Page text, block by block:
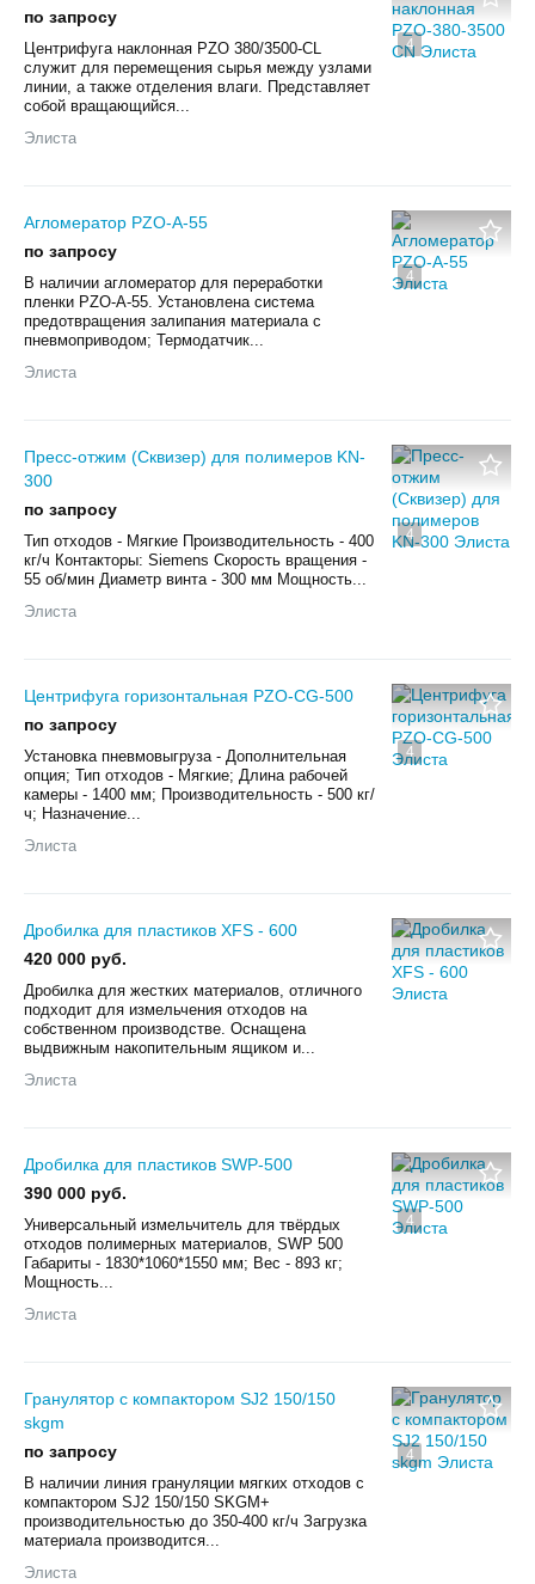
4
по запросу
Центрифуга наклонная PZO 380/3500-CL
служит для перемещения сырья между узлами
линии, а также отделения влаги. Представляет
собой вращающийся...
Элиста
4
Агломератор PZO-А-55
по запросу
В наличии агломератор для переработки
пленки PZO-А-55. Установлена система
предотвращения залипания материала с
пневмоприводом; Термодатчик...
Элиста
4
Пресс-отжим (Сквизер) для полимеров KN-
300
по запросу
Тип отходов - Мягкие Производительность - 400
кг/ч Контакторы: Siemens Скорость вращения -
55 об/мин Диаметр винта - 300 мм Мощность...
Элиста
4
Центрифуга горизонтальная PZO-CG-500
по запросу
Установка пневмовыгруза - Дополнительная
опция; Тип отходов - Мягкие; Длина рабочей
камеры - 1400 мм; Производительность - 500 кг/
ч; Назначение...
Элиста
Дробилка для пластиков XFS - 600
420 000 руб.
Дробилка для жестких материалов, отличного
подходит для измельчения отходов на
собственном производстве. Оснащена
выдвижным накопительным ящиком и...
Элиста
4
Дробилка для пластиков SWP-500
390 000 руб.
Универсальный измельчитель для твёрдых
отходов полимерных материалов, SWP 500
Габариты - 1830*1060*1550 мм; Вес - 893 кг;
Мощность...
Элиста
4
Гранулятор с компактором SJ2 150/150
skgm
по запросу
В наличии линия грануляции мягких отходов с
компактором SJ2 150/150 SKGM+
производительностью до 350-400 кг/ч Загрузка
материала производится...
Элиста